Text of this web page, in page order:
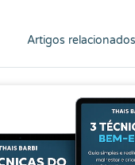
Artigos relacionados